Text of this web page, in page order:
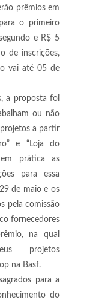
prêmios em
o primeiro
e R$ 5
de inscrições,
vai até 05 de
a proposta foi
ou não
a partir
e “Loja do
em prática as
para essa
de maio e os
pela comissão
fornecedores
na qual
projetos
na Basf.
para a
do